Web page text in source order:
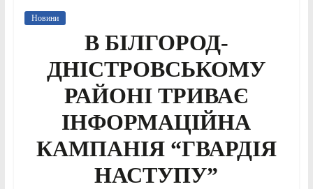
Новини
В БІЛГОРОД-
ДНІСТРОВСЬКОМУ
РАЙОНІ ТРИВАЄ
ІНФОРМАЦІЙНА
КАМПАНІЯ “ГВАРДІЯ
НАСТУПУ”